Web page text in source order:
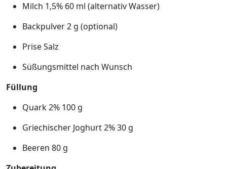
Milch 1,5% 60 ml (alternativ Wasser)
Backpulver 2 g (optional)
Prise Salz
Süßungsmittel nach Wunsch
Füllung
Quark 2% 100 g
Griechischer Joghurt 2% 30 g
Beeren 80 g